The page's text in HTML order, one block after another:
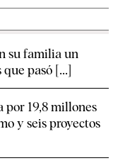
su familia un
pasó [...]
por 19,8 millones
y seis proyectos